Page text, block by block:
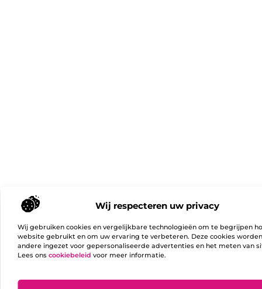
Wij respecteren uw privacy
Wij gebruiken cookies en vergelijkbare technologieën om te begrijpen
website gebruikt en om uw ervaring te verbeteren. Deze cookies
andere ingezet voor gepersonaliseerde advertenties en het meten van
Lees ons cookiebeleid voor meer informatie.